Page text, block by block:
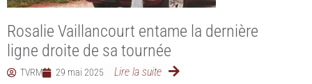
Rosalie Vaillancourt entame la dernière
ligne droite de sa tournée
TVRM 29 mai 2025 Lire la suite